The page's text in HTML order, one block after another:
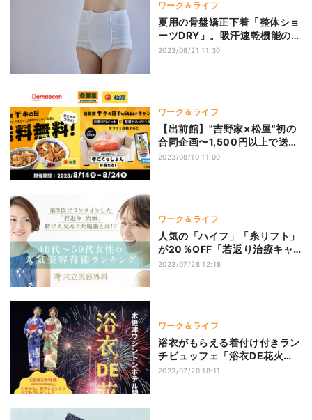
ワーク＆ライフ
夏用の骨盤矯正下着「整体ショ
ーツDRY」。吸汗速乾機能の生
地
2023/08/21 11:30
ワーク＆ライフ
【出前館】"吉野家×松屋"初の
合同企画〜1,500円以上で送料
無料に!
2023/08/10 11:00
ワーク＆ライフ
人気の「ハイフ」「糸リフト」
が20％OFF「若返り治療キャ
ンペーン」を期間限定で実施
2023/07/28 12:18
ワーク＆ライフ
浴衣がもらえる着付け付きラン
チビュッフェ「浴衣DE花火」
木更津ワシントンホテルにて開
2023/07/20 18:11